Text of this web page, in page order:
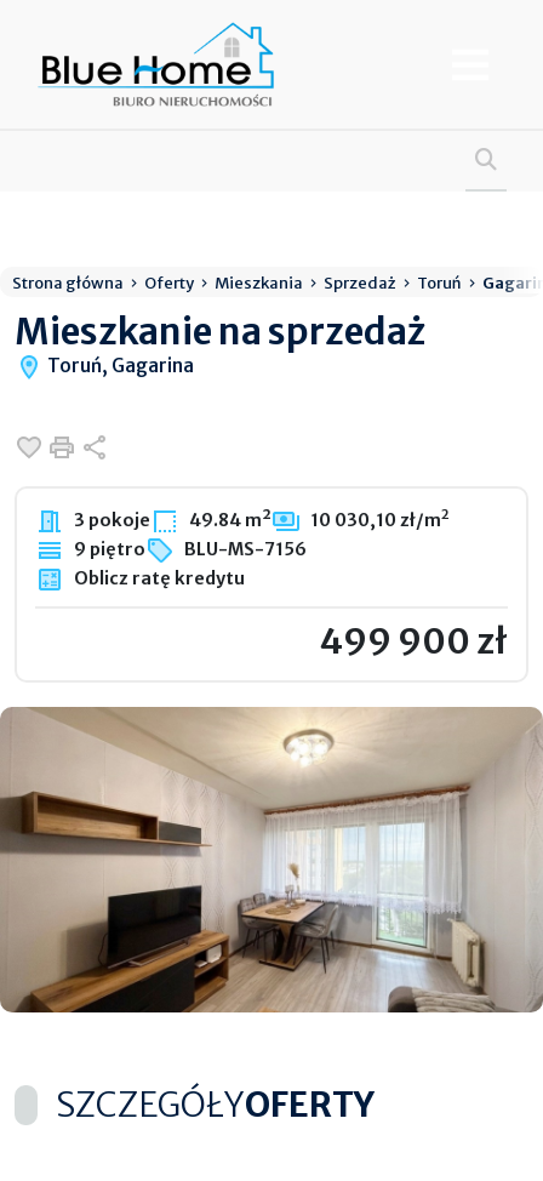
Strona główna Oferty Mieszkania Sprzedaż Toruń
Mieszkanie na sprzedaż
Toruń, Gagarina
Dodaj do ulubionych
Drukuj
3 pokoje 49.84 m² 10 030,10 zł/m2
9 piętro
BLU-MS-7156
Oblicz ratę kredytu
499 900 zł
SZCZEGÓŁYOFERTY